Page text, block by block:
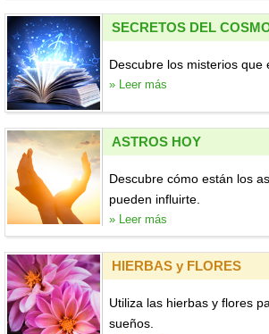
SECRETOS DEL
Descubre los misterios que
» Leer más
ASTROS HOY
Descubre cómo están los
pueden influirte.
» Leer más
HIERBAS y FLORES
Utiliza las hierbas y flores
sueños.